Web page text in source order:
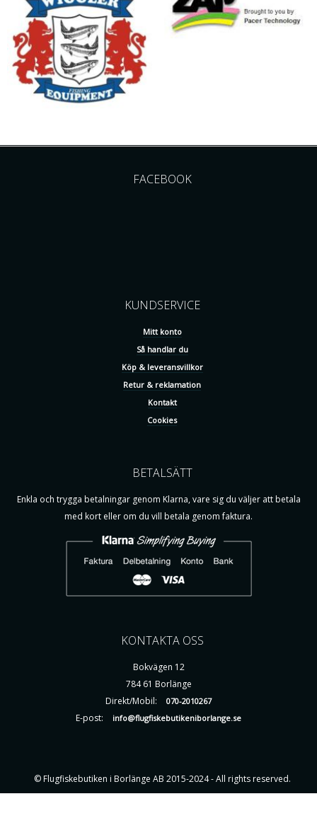
FACEBOOK
KUNDSERVICE
Mitt konto
Så handlar du
Köp & leveransvillkor
Retur & reklamation
Kontakt
Cookies
BETALSÄTT
Enkla och trygga betalningar genom Klarna, vare sig du väljer att betala
med kort eller om du vill betala genom faktura.
KONTAKTA OSS
Bokvägen 12
784 61 Borlänge
Direkt/Mobil:
070-2010267
E-post: info@flugfiskebutikeniborlange.se
© Flugfiskebutiken i Borlänge AB 2015-2024 - All rights reserved.